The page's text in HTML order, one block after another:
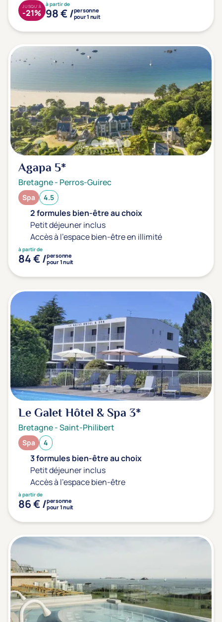
à partir de
98 € /personne
pour 1 nuit
JUSQU'À
-21%
Agapa 5*
Bretagne- Perros-Guirec
Spa 4.5
2 formules bien-être au choix
Petit déjeuner inclus
Accès à l'espace bien-être en illimité
à partir de
84 € /personne
pour 1 nuit
Le Galet Hôtel & Spa 3*
Bretagne-Saint-Philibert
Spa 4
3 formules bien-être au choix
Petit déjeuner inclus
Accès à l'espace bien-être
à partir de
86 € /personne
pour 1 nuit